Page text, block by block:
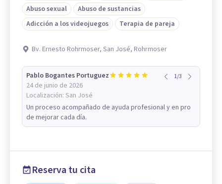
Abuso sexual
Abuso de sustancias
Adicción a los videojuegos
Terapia de pareja
Bv. Ernesto Rohrmoser, San José, Rohrmoser
Pablo Bogantes Portuguez
24 de junio de 2026
Localización: San José
1/3
Un proceso acompañado de ayuda profesional y en pro
de mejorar cada día.
Reserva tu cita